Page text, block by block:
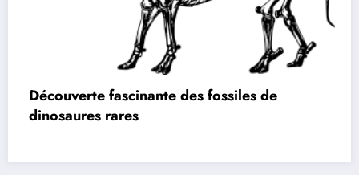
Découverte fascinante des fossiles de
dinosaures rares